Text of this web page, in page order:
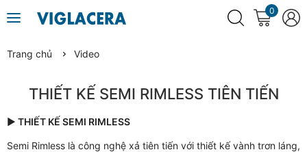
0
Trang chủ Video
THIẾT KẾ SEMI RIMLESS TIÊN TIẾN
▶ THIẾT KẾ SEMI RIMLESS
Semi Rimless là công nghệ xả tiên tiến với thiết kế vành trơn láng,